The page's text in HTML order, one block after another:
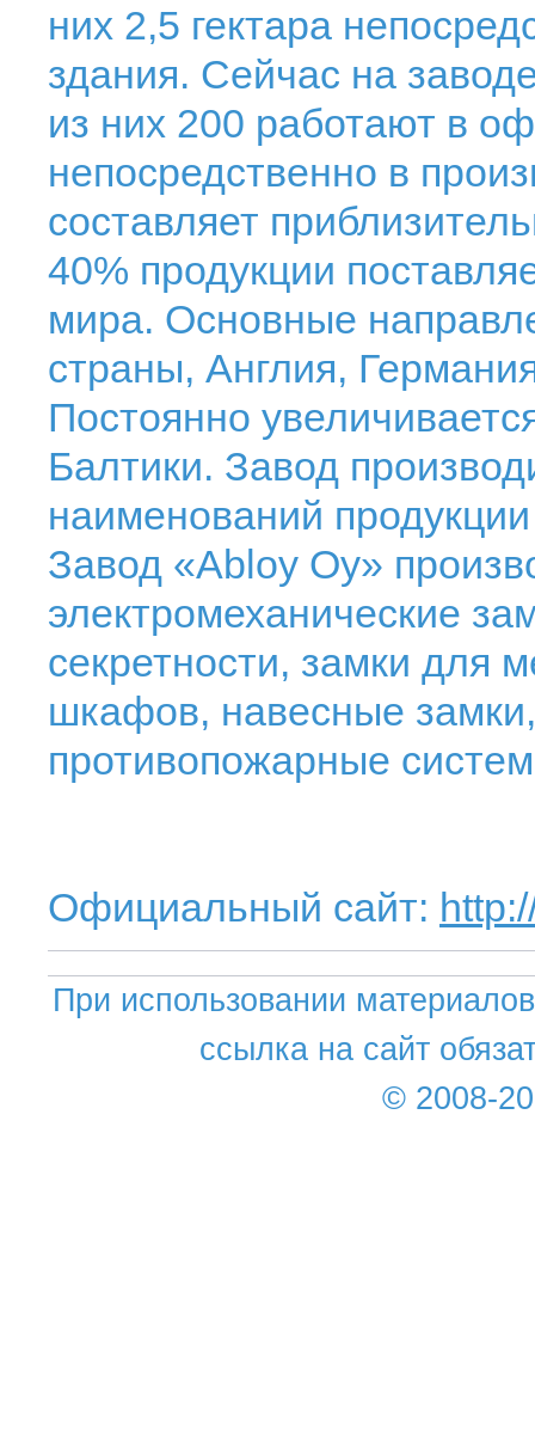
них 2,5 гектара
здания. Сейчас на
из них 200 работают в
непосредственно в
составляет
40% продукции
мира. Основные
страны, Англия,
Постоянно
Балтики. Завод
наименований
Завод «Abloy Oy»
электромеханические
секретности, замки для
шкафов, навесные
противопожарные
Официальный сайт:
При использовании
ссылка на сайт
© 2008-